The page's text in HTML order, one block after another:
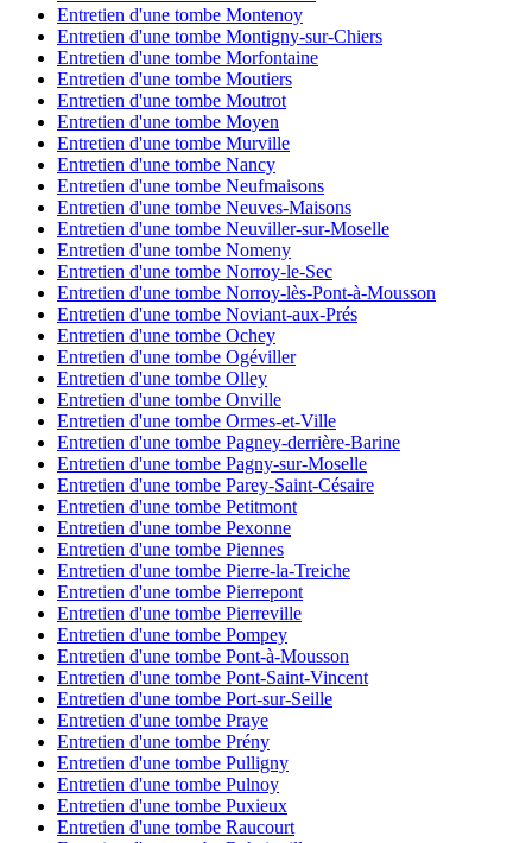
Entretien d'une tombe Montenoy
Entretien d'une tombe Montigny-sur-Chiers
Entretien d'une tombe Morfontaine
Entretien d'une tombe Moutiers
Entretien d'une tombe Moutrot
Entretien d'une tombe Moyen
Entretien d'une tombe Murville
Entretien d'une tombe Nancy
Entretien d'une tombe Neufmaisons
Entretien d'une tombe Neuves-Maisons
Entretien d'une tombe Neuviller-sur-Moselle
Entretien d'une tombe Nomeny
Entretien d'une tombe Norroy-le-Sec
Entretien d'une tombe Norroy-lès-Pont-à-Mousson
Entretien d'une tombe Noviant-aux-Prés
Entretien d'une tombe Ochey
Entretien d'une tombe Ogéviller
Entretien d'une tombe Olley
Entretien d'une tombe Onville
Entretien d'une tombe Ormes-et-Ville
Entretien d'une tombe Pagney-derrière-Barine
Entretien d'une tombe Pagny-sur-Moselle
Entretien d'une tombe Parey-Saint-Césaire
Entretien d'une tombe Petitmont
Entretien d'une tombe Pexonne
Entretien d'une tombe Piennes
Entretien d'une tombe Pierre-la-Treiche
Entretien d'une tombe Pierrepont
Entretien d'une tombe Pierreville
Entretien d'une tombe Pompey
Entretien d'une tombe Pont-à-Mousson
Entretien d'une tombe Pont-Saint-Vincent
Entretien d'une tombe Port-sur-Seille
Entretien d'une tombe Praye
Entretien d'une tombe Prény
Entretien d'une tombe Pulligny
Entretien d'une tombe Pulnoy
Entretien d'une tombe Puxieux
Entretien d'une tombe Raucourt